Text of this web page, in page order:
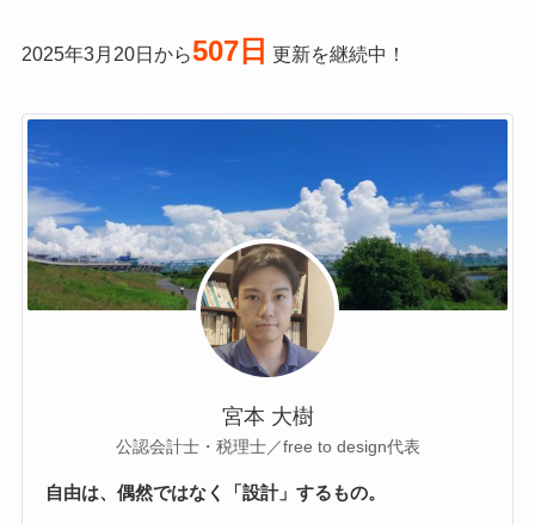
2025年3月20日から507日 更新を継続中！
宮本 大樹
公認会計士・税理士／free to design代表
自由は、偶然ではなく「設計」するもの。